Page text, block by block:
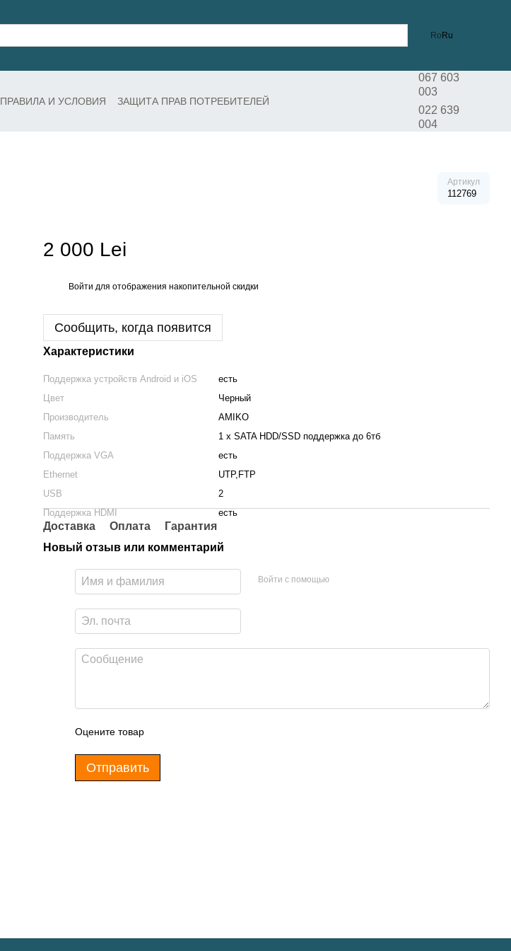
Ro Ru
ПРАВИЛА И УСЛОВИЯ
ЗАЩИТА ПРАВ ПОТРЕБИТЕЛЕЙ
067 603
003
022 639
004
Артикул
112769
2 000 Lei
Войти для отображения накопительной скидки
Сообщить, когда появится
Характеристики
Поддержка устройств Android и iOS
есть
Цвет
Черный
Производитель
AMIKO
Память
1 x SATA HDD/SSD поддержка до 6тб
Поддержка VGA
есть
Ethernet
UTP,FTP
USB
2
Поддержка HDMI
есть
Доставка Оплата
Гарантия
Новый отзыв или комментарий
Войти с помощью
Оцените товар
Отправить